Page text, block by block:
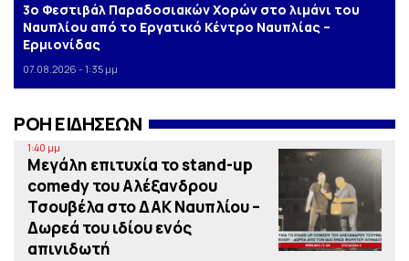
3o Φεστιβάλ Παραδοσιακών Χορών στο λιμάνι του
Ναυπλίου από το Εργατικό Κέντρο Ναυπλίας –
Ερμιονίδας
07.08.2026 - 1:35 μμ
ΡΟΗ ΕΙΔΗΣΕΩΝ
1:40 μμ
Μεγάλη επιτυχία το stand-up
comedy του Αλέξανδρου
Τσουβέλα στο ΔΑΚ Ναυπλίου –
Δωρεά του ιδίου ενός
απινιδωτή